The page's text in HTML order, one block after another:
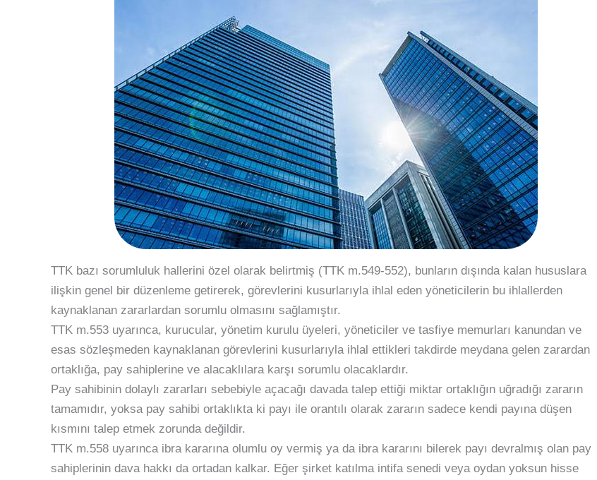
TTK bazı sorumluluk hallerini özel olarak belirtmiş (TTK m.549-552), bunların dışında kalan hususlara
ilişkin genel bir düzenleme getirerek, görevlerini kusurlarıyla ihlal eden yöneticilerin bu ihlallerden
kaynaklanan zararlardan sorumlu olmasını sağlamıştır.
TTK m.553 uyarınca, kurucular, yönetim kurulu üyeleri, yöneticiler ve tasfiye memurları kanundan ve
esas sözleşmeden kaynaklanan görevlerini kusurlarıyla ihlal ettikleri takdirde meydana gelen zarardan
ortaklığa, pay sahiplerine ve alacaklılara karşı sorumlu olacaklardır.
Pay sahibinin dolaylı zararları sebebiyle açacağı davada talep ettiği miktar ortaklığın uğradığı zararın
tamamıdır, yoksa pay sahibi ortaklıkta ki payı ile orantılı olarak zararın sadece kendi payına düşen
kısmını talep etmek zorunda değildir.
TTK m.558 uyarınca ibra kararına olumlu oy vermiş ya da ibra kararını bilerek payı devralmış olan pay
sahiplerinin dava hakkı da ortadan kalkar. Eğer şirket katılma intifa senedi veya oydan yoksun hisse